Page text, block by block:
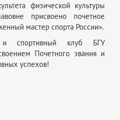
физической культуры
присвоено почетное
мастер спорта России».
и спортивный клуб БГУ
Почетного звания и
успехов!